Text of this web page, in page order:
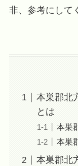
非、参考にして
本巣郡北
とは
本巣
本巣
本巣郡北